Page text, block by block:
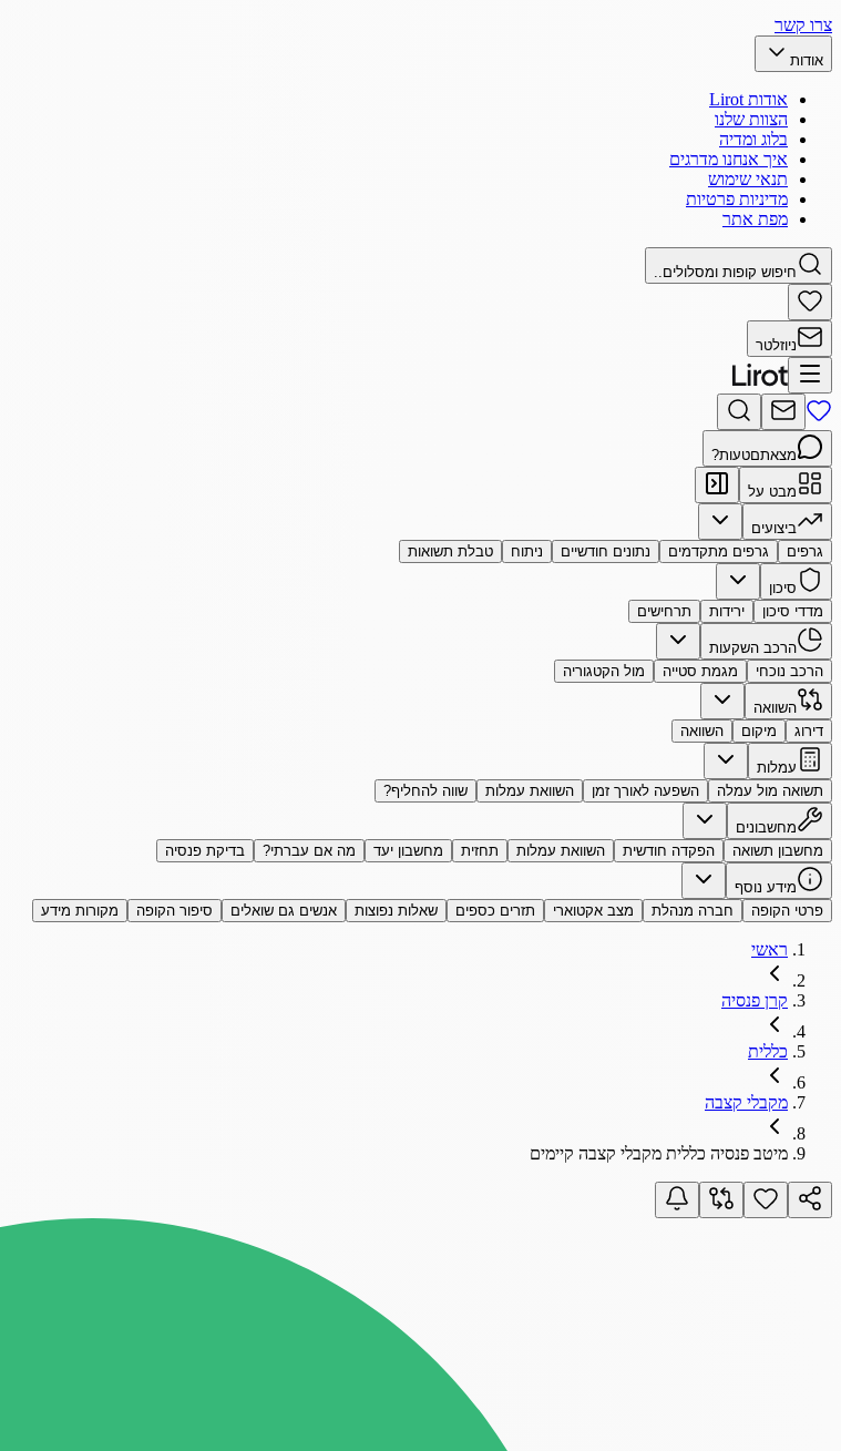
צרו קשר
אודות
אודות Lirot
הצוות שלנו
בלוג ומדיה
איך אנחנו מדרגים
תנאי שימוש
מדיניות פרטיות
מפת אתר
חיפוש קופות ומסלולים..
ניוזלטר
מצאתםטעות?
מבט על
ביצועים
גרפים
גרפים מתקדמים נתונים חודשיים ניתוח טבלת תשואות
סיכון
מדדי סיכון
ירידות תרחישים
הרכב השקעות
הרכב נוכחי
מגמת סטייה מול הקטגוריה
השוואה
דירוג
מיקום השוואה
עמלות
תשואה מול עמלה
השפעה לאורך זמן השוואת עמלות שווה להחליף?
מחשבונים
מחשבון תשואה
הפקדה חודשית השוואת עמלות תחזית מחשבון יעד מה אם עברתי? בדיקת פנסיה
מידע נוסף
פרטי הקופה
חברה מנהלת מצב אקטוארי תזרים כספים שאלות נפוצות אנשים גם שואלים סיפור הקופה מקורות מידע
ראשי
קרן פנסיה
כללית
מקבלי קצבה
מיטב פנסיה כללית מקבלי קצבה קיימים